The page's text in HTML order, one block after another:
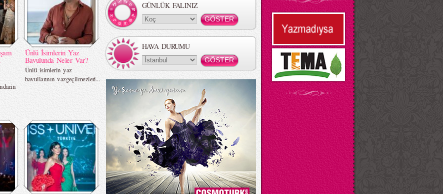
Ünlü İsimlerin Yaz
Bavulunda Neler Var?
Ünlü isimlerin yaz
bavullarının vazgeçilmezleri...
GÜNLÜK FALINIZ
HAVA DURUMU